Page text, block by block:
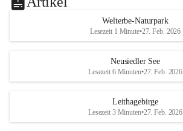
s
d
S
Weinbaugesetz sind nicht gepflegte oder
unzulässige Weingärten zu roden! Bitte
helfen wir zusammen um unsere Winzer
vor den prognostizierten Ernteausfällen
und den daraus folgenden wirtschaftlichen
Maßnahmen zur Bekämpfung
e
d
r
S
Welterbe-Naturpark
Lesezeit 1 Minute•27. Feb. 2026
Neusiedler See
Lesezeit 6 Minuten•27. Feb. 2026
Leithagebirge
Lesezeit 3 Minuten•27. Feb. 2026